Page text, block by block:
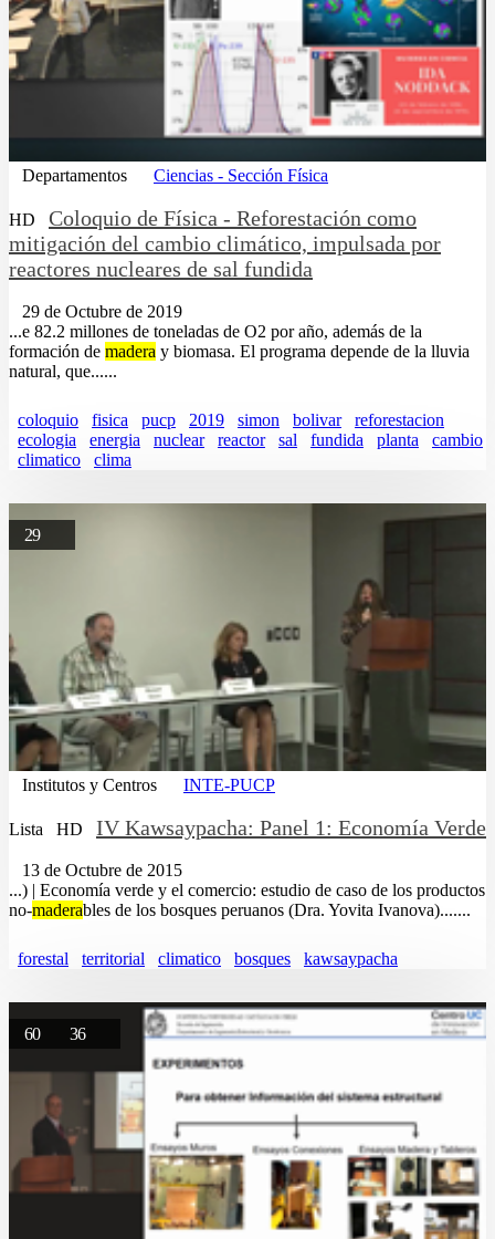
Departamentos Ciencias - Sección Física
HD
Coloquio de Física - Reforestación como
mitigación del cambio climático, impulsada por
reactores nucleares de sal fundida
29 de Octubre de 2019
...e 82.2 millones de toneladas de O2 por año, además de la
formación de madera y biomasa. El programa depende de la lluvia
natural, que......
coloquio fisica pucp 2019 simon bolivar
reforestacion
ecologia
energia nuclear reactor sal fundida planta
cambio
climatico
clima
29
Institutos y Centros INTE-PUCP
Lista HD IV Kawsaypacha: Panel 1: Economía Verde
13 de Octubre de 2015
...) | Economía verde y el comercio: estudio de caso de los productos
no-maderables de los bosques peruanos (Dra. Yovita Ivanova).......
forestal territorial climatico bosques kawsaypacha
60 36